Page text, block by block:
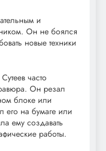
и
Он не боялся
новые техники
часто
Он резал
блоке или
его на бумаге или
ему создавать
работы.